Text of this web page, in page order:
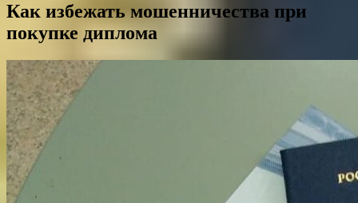
Как избежать мошенничества при
покупке диплома